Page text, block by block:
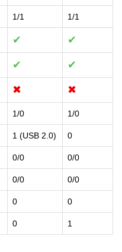
1/1 1/1
✔ ✔
✔ ✔
✖ ✖
1/0 1/0
1 (USB 2.0) 0
0/0 0/0
0/0 0/0
0 0
0 1